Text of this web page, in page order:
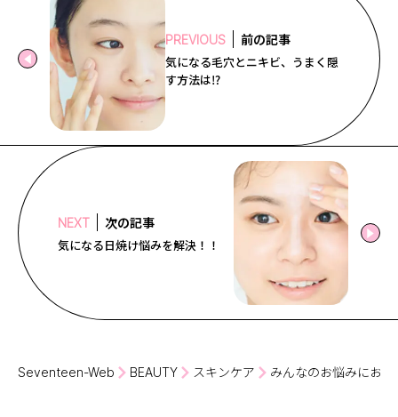
PREVIOUS 前の記事
気になる毛穴とニキビ、うまく隠
す方法は⁉
NEXT 次の記事
気になる日焼け悩みを解決！！
Seventeen-Web BEAUTY スキンケア みんなのお悩みにお